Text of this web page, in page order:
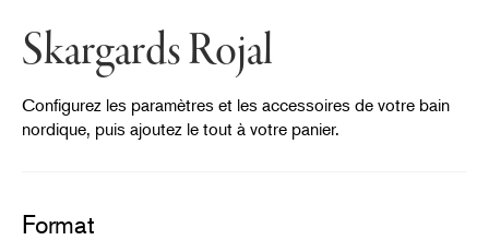
Skargards Rojal
Configurez les paramètres et les accessoires de votre bain
nordique, puis ajoutez le tout à votre panier.
Format